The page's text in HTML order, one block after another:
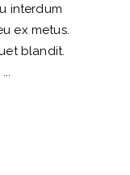
interdum
ex metus.
blandit.